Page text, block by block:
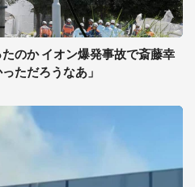
のか イオン爆発事故で斎藤幸
ただろうなあ」